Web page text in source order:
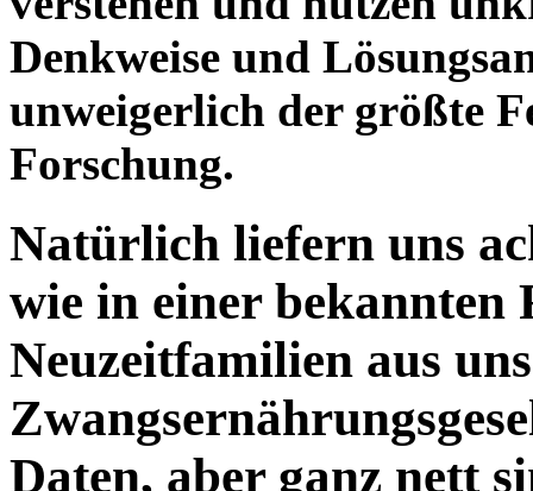
Denkweise und
unweigerlich der größte
Forschung.
Natürlich liefern uns
wie in einer bekannten
Neuzeitfamilien aus
Daten, aber ganz nett